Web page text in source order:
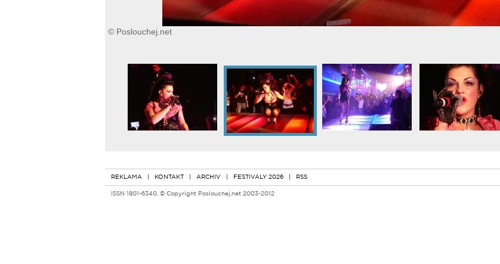
© Poslouchej.net
REKLAMA | KONTAKT | ARCHIV | FESTIVALY 2026 | RSS
ISSN 1801-6340, © Copyright Poslouchej.net 2003-2012